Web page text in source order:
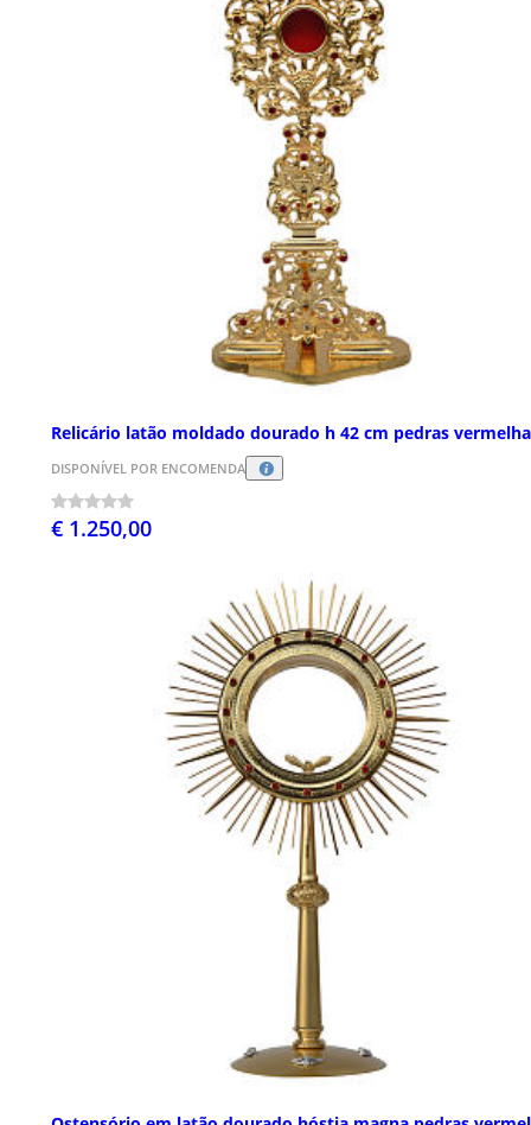
Relicário latão moldado dourado h 42 cm pedras
DISPONÍVEL POR ENCOMENDA
€ 1.250,00